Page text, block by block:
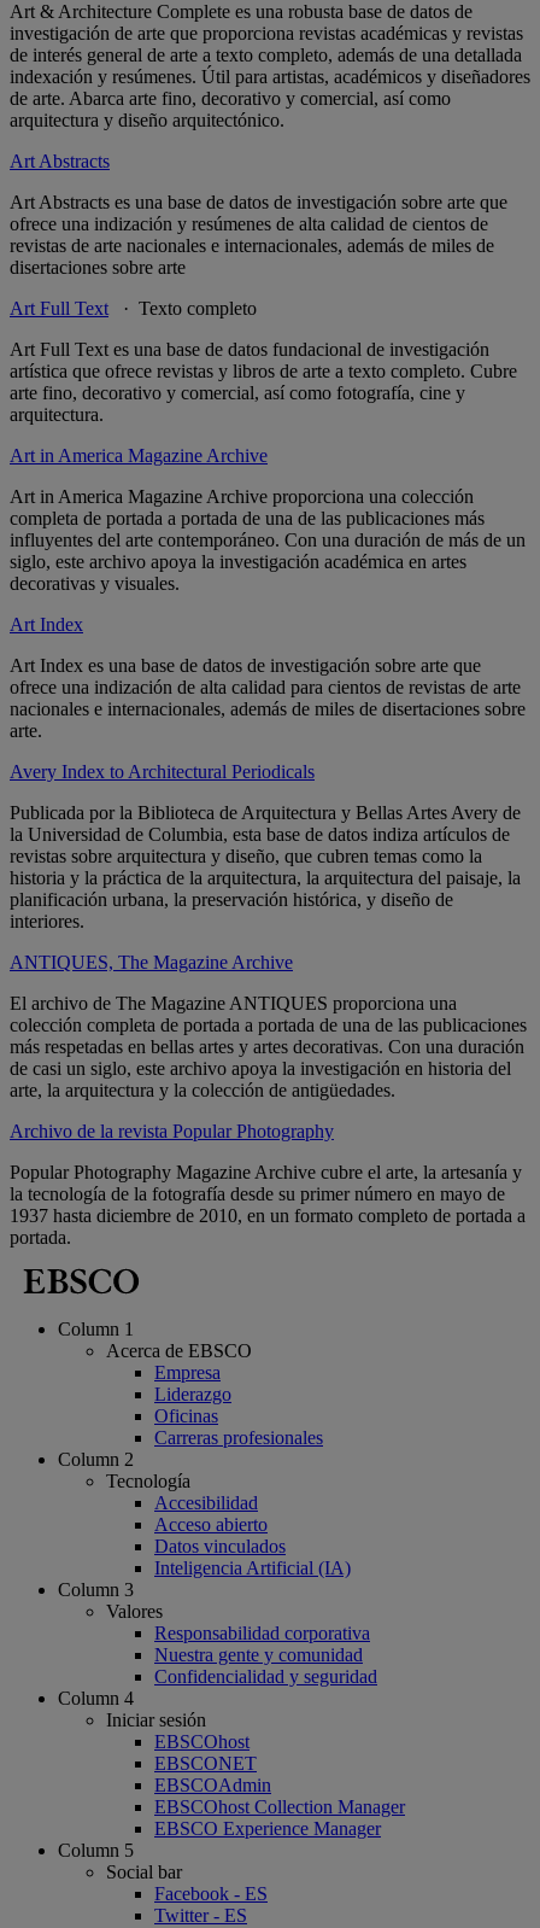
Art & Architecture Complete es una robusta base de datos de
investigación de arte que proporciona revistas académicas y revistas
de interés general de arte a texto completo, además de una detallada
indexación y resúmenes. Útil para artistas, académicos y diseñadores
de arte. Abarca arte fino, decorativo y comercial, así como
arquitectura y diseño arquitectónico.
Art Abstracts
Art Abstracts es una base de datos de investigación sobre arte que
ofrece una indización y resúmenes de alta calidad de cientos de
revistas de arte nacionales e internacionales, además de miles de
disertaciones sobre arte
Art Full Text
· Texto completo
Art Full Text es una base de datos fundacional de investigación
artística que ofrece revistas y libros de arte a texto completo. Cubre
arte fino, decorativo y comercial, así como fotografía, cine y
arquitectura.
Art in America Magazine Archive
Art in America Magazine Archive proporciona una colección
completa de portada a portada de una de las publicaciones más
influyentes del arte contemporáneo. Con una duración de más de un
siglo, este archivo apoya la investigación académica en artes
decorativas y visuales.
Art Index
Art Index es una base de datos de investigación sobre arte que
ofrece una indización de alta calidad para cientos de revistas de arte
nacionales e internacionales, además de miles de disertaciones sobre
arte.
Avery Index to Architectural Periodicals
Publicada por la Biblioteca de Arquitectura y Bellas Artes Avery de
la Universidad de Columbia, esta base de datos indiza artículos de
revistas sobre arquitectura y diseño, que cubren temas como la
historia y la práctica de la arquitectura, la arquitectura del paisaje, la
planificación urbana, la preservación histórica, y diseño de
interiores.
ANTIQUES, The Magazine Archive
El archivo de The Magazine ANTIQUES proporciona una
colección completa de portada a portada de una de las publicaciones
más respetadas en bellas artes y artes decorativas. Con una duración
de casi un siglo, este archivo apoya la investigación en historia del
arte, la arquitectura y la colección de antigüedades.
Archivo de la revista Popular Photography
Popular Photography Magazine Archive cubre el arte, la artesanía y
la tecnología de la fotografía desde su primer número en mayo de
1937 hasta diciembre de 2010, en un formato completo de portada a
portada.
Column 1
Acerca de EBSCO
Empresa
Liderazgo
Oficinas
Carreras profesionales
Column 2
Tecnología
Accesibilidad
Acceso abierto
Datos vinculados
Inteligencia Artificial (IA)
Column 3
Valores
Responsabilidad corporativa
Nuestra gente y comunidad
Confidencialidad y seguridad
Column 4
Iniciar sesión
EBSCOhost
EBSCONET
EBSCOAdmin
EBSCOhost Collection Manager
EBSCO Experience Manager
Column 5
Social bar
Facebook - ES
Twitter - ES